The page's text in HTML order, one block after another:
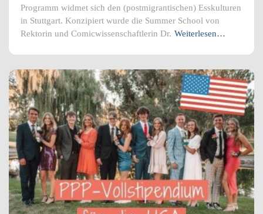
Programm widmet sich den (postmigrantischen) Esskulturen
in Stuttgart. Konzipiert wurde die Summer School von
Rektorin und Comicwissenschaftlerin Dr. Weiterlesen…